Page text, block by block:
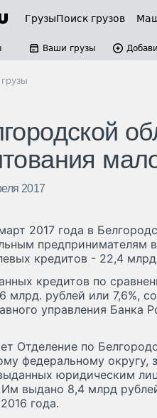
ГрузыПоиск грузов
Ваши грузы
2017
2017 года в
предпринимателям
кредитов - 22,4
кредитов по
млрд. рублей или 7,6%,
управления Банка
Отделение по
федеральному округу,
юридическим
Им выдано 8,4 млрд
года.